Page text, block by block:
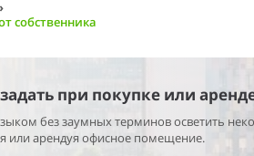
собственника
при покупке или
без заумных терминов осветить
или арендуя офисное помещение.